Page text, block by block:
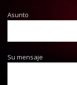
Asunto
Su mensaje